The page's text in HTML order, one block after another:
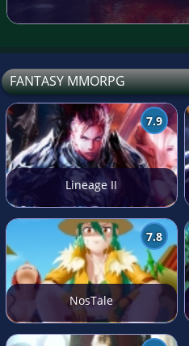
FANTASY MMORPG
7.9
Lineage II
7.8
NosTale